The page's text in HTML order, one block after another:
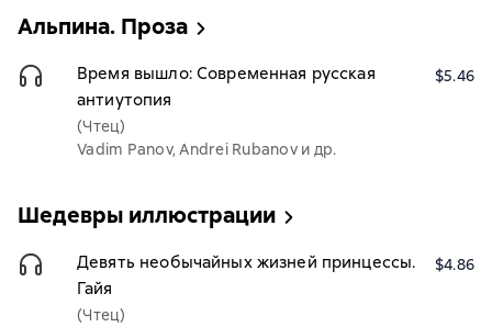
Альпина. Проза
Время вышло: Современная русская
антиутопия
(Чтец)
Vadim Panov, Andrei Rubanov и др.
$5.46
Шедевры иллюстрации
Девять необычайных жизней принцессы.
Гайя
(Чтец)
$4.86